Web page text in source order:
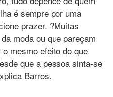
é sempre por uma
prazer. ?Muitas
moda ou que pareçam
mesmo efeito do que
que a pessoa sinta-se
Barros.